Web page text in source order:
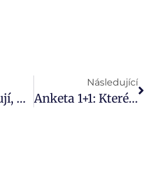
Trhy Potvrzují, Že Síla Diverzifikace Není Pověra Investičních Staříků
Následující
Anketa 1+1: Které Nástroje Jsou Největší Pomocníci Při Poradenské Práci?